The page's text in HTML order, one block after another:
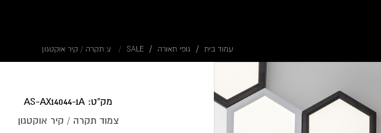
עמוד בית גופי תאורה SALE צ תקרה / קיר אוקטגון
מק"ט: AS-AX14044-1A
צמוד תקרה / קיר אוקטגון